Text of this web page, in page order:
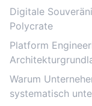
Digitale
Polycrate
Platform
Warum
systematisch